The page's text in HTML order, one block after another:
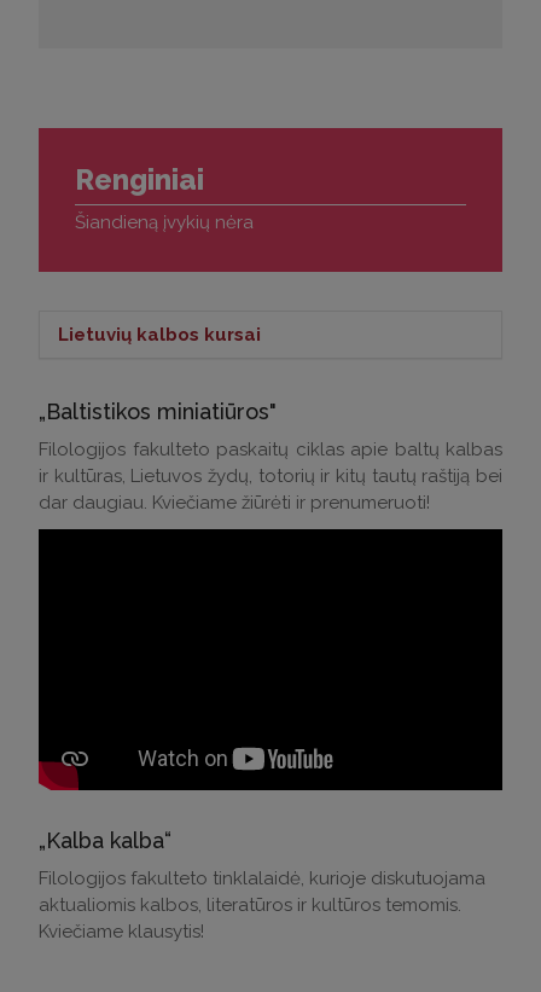
Renginiai
Šiandieną įvykių nėra
Lietuvių kalbos kursai
Lietuvių kalbos kursai >
Kontaktai klausimams:
Tel.: (0 5) 268 7214
El. p.:andrius.apinis@flf.vu.lt
„Baltistikos miniatiūros"
Filologijos fakulteto paskaitų ciklas apie baltų kalbas
ir kultūras, Lietuvos žydų, totorių ir kitų tautų raštiją bei
dar daugiau. Kviečiame žiūrėti ir prenumeruoti!
„Kalba kalba“
Filologijos fakulteto tinklalaidė, kurioje diskutuojama
aktualiomis kalbos, literatūros ir kultūros temomis.
Kviečiame klausytis!